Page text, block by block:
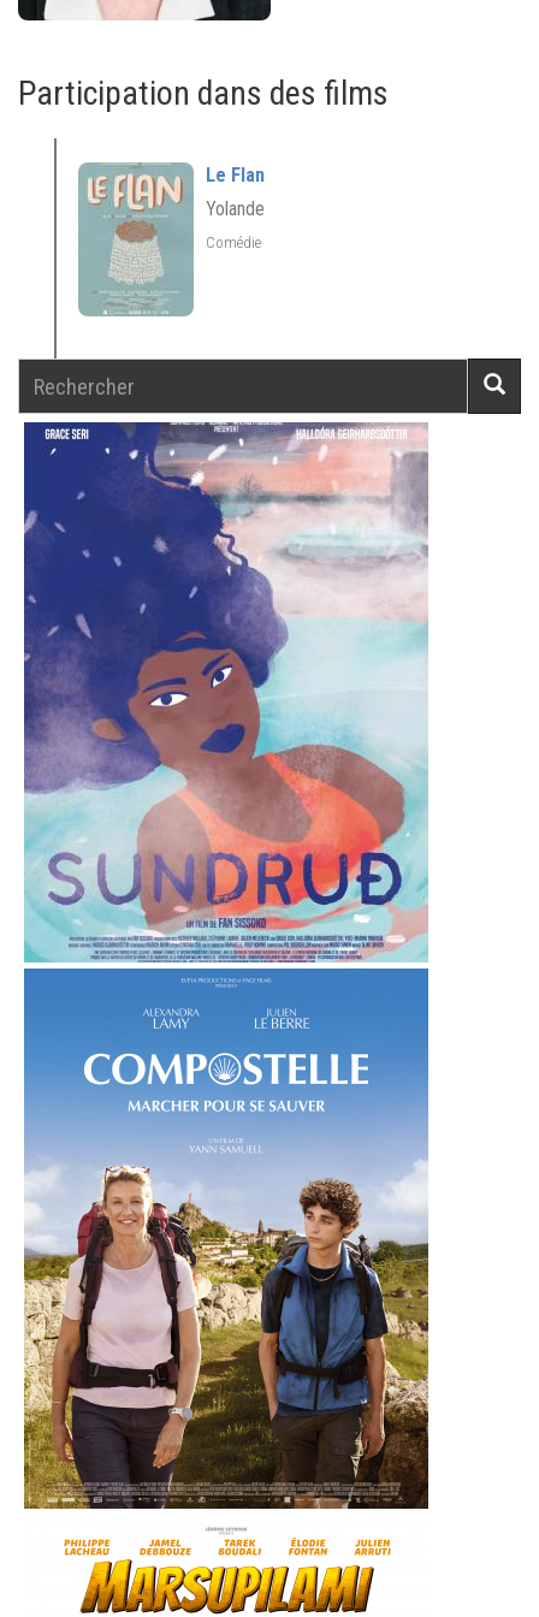
Participation dans des films
Le Flan
Yolande
Comédie